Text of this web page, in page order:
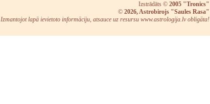
Izstrādāts © 2005 "Tronics"
© 2026, Astrobirojs "Saules Rasa"
Izmantojot lapā ievietoto informāciju, atsauce uz resursu www.astrologija.lv obligāta!